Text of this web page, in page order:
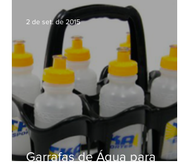
Garrafas de Água para
2 de set. de 2015